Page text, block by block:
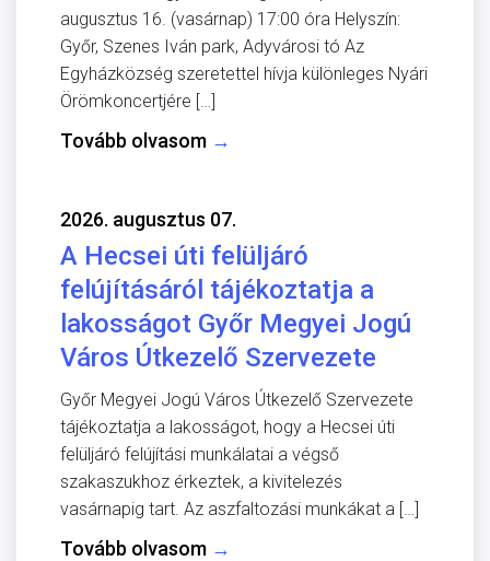
augusztus 16. (vasárnap) 17:00 óra Helyszín:
Győr, Szenes Iván park, Adyvárosi tó Az
Egyházközség szeretettel hívja különleges Nyári
Örömkoncertjére […]
Tovább olvasom →
2026. augusztus 07.
A Hecsei úti felüljáró
felújításáról tájékoztatja a
lakosságot Győr Megyei Jogú
Város Útkezelő Szervezete
Győr Megyei Jogú Város Útkezelő Szervezete
tájékoztatja a lakosságot, hogy a Hecsei úti
felüljáró felújítási munkálatai a végső
szakaszukhoz érkeztek, a kivitelezés
vasárnapig tart. Az aszfaltozási munkákat a […]
Tovább olvasom →